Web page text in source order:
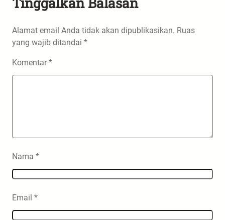
Alamat email Anda tidak akan dipublikasikan. Ruas
yang wajib ditandai *
Komentar*
Nama *
Email *